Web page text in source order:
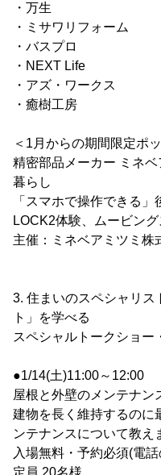
・万生
・ミサワリフォーム
・バスプロ
・NEXT Life
・アズ・ワークス
・癒樹工房
＜1月からの期間限定ポ
精密部品メーカー ミネ
暮らし
「スマホで操作できる
LOCK2体験、ムービン
主催：ミネベアミツミ株
3. 住まいのスペシャリス
ト」を学べる
スペシャルトークショー
●1/14(土)11:00～12:00
屋根と外壁のメンテナン
建物を長く維持するのに
ンテナンスについて教え
入場無料・予約必須(電